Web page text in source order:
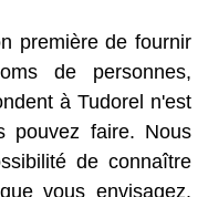
première de fournir
de personnes,
à Tudorel n'est
pouvez faire. Nous
de connaître
vous envisagez.